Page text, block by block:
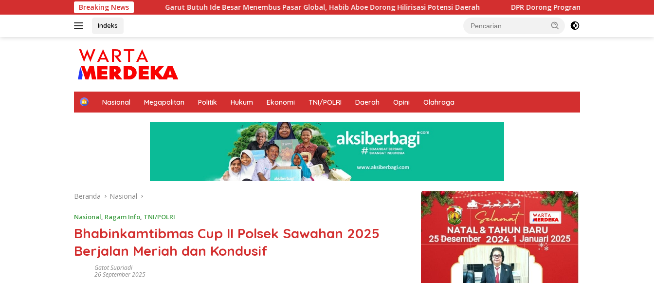
ke
Breaking News
Garut Butuh Ide Besar Menembus Pasar Global, Habib Aboe Dorong Hilirisasi Potensi Daerah DPR Dorong Program PTSL dan Percepatan Sertifikasi Tanah
Indeks
H
Nasional Megapolitan Politik Hukum Ekonomi TNI/POLRI Daerah Opini Olahraga
Beranda Nasional
Nasional Ragam Info TNI/POLRI
Bhabinkamtibmas Cup II Polsek Sawahan 2025
Berjalan Meriah dan Kondusif
Gatot Supriadi
26 September 2025